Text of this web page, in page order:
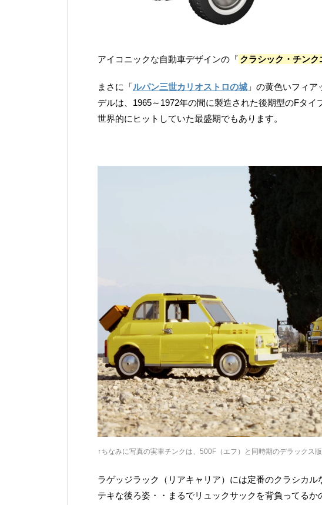
アイコニックな自動車デザインの『 クラシック・チンク
まさに「ルパン三世カリオストロの城 」の黄色いフィ
デルは、1965～1972年の間に製造された後期型のFタ
世界的にヒットしていた最盛期でもあります。
↑ちなみに写真の実車チンクは、500F（エフ）と同時期のデラックス
ラゲッジラック（リアキャリア）には定番のクラシカ
テキな後ろ姿・・まるでリュックサックを背負ってる